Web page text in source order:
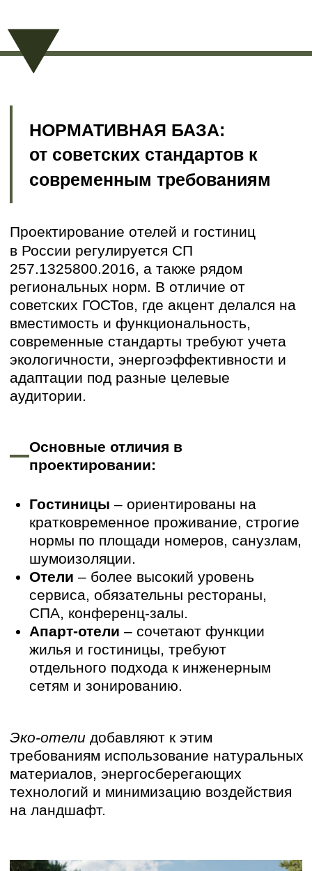
Основные отличия в
проектировании:
Гостиницы
Отели– более высокий уровень
сервиса, обязательны рестораны,
СПА, конференц-залы.
Апарт-отели– сочетают функции
жилья и гостиницы, требуют
отдельного подхода к инженерным
Эко-отелидобавляют к этим
требованиям использование натуральных
материалов, энергосберегающих
технологий и минимизацию воздействия
на ландшафт.
Почему Крым – идеальное
место для эко-отелей?
Южный берег Крыма – мягкий климат,
средиземноморская растительность.
Здесь уместны террасные отели с
панорамными видами,
использованием местного камня и
туризм, терренкуры, "домики на
диктует свои принципы проектирования: